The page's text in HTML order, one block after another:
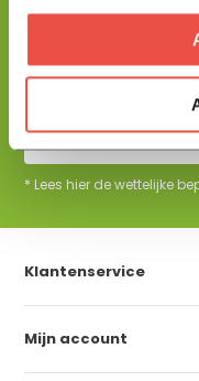
De beste
ontvangen?
* Lees hier de wettelijke
Klantenservice
Mijn account